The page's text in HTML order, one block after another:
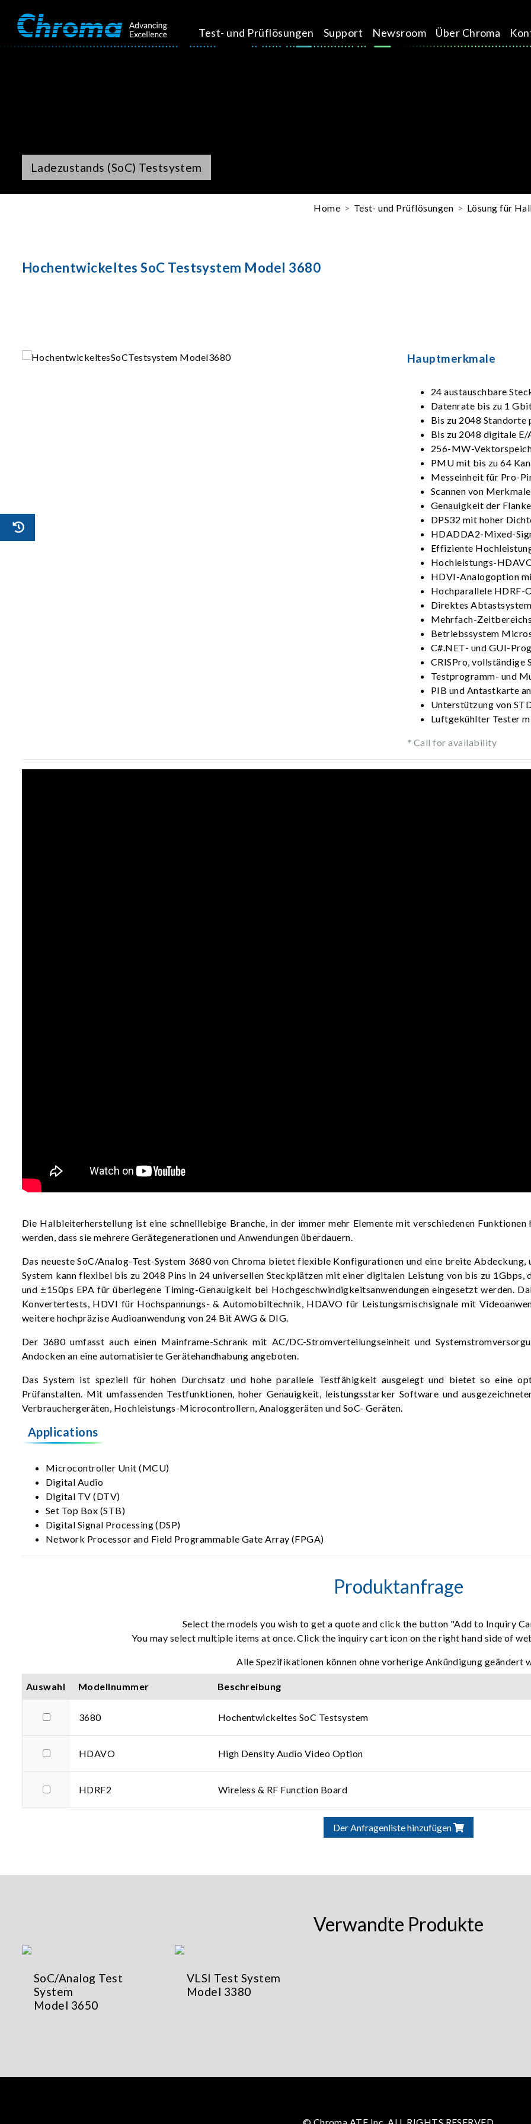
Test- und Prüflösungen Support Newsroom Über Chroma
Ladezustands (SoC) Testsystem
Home Test- und Prüflösungen Lösung für
Hochentwickeltes SoC Testsystem Model 3680
Hauptmerkmale
24 austauschbare
Datenrate bis zu 1
Bis zu 2048 Standorte
Bis zu 2048 digitale E/
256-MW-
PMU mit bis zu 64
Messeinheit für Pro-
Scannen von
Genauigkeit der
DPS32 mit hoher
HDADDA2-Mixed-
Effiziente
Hochleistungs-
HDVI-Analogoption
Hochparallele HDRF-
Direktes Abtastsystem
Mehrfach-
Betriebssystem
C#.NET- und GUI-
CRISPro, vollständige
Testprogramm- und
PIB und Antastkarte
Unterstützung von
Luftgekühlter Tester
* Call for availability
Die Halbleiterherstellung ist eine schnelllebige Branche, in der immer mehr Elemente mit verschiedenen
werden, dass sie mehrere Gerätegenerationen und Anwendungen überdauern.
Das neueste SoC/Analog-Test-System 3680 von Chroma bietet flexible Konfigurationen und eine breite
System kann flexibel bis zu 2048 Pins in 24 universellen Steckplätzen mit einer digitalen Leistung von bis zu
und ±150ps EPA für überlegene Timing-Genauigkeit bei Hochgeschwindigkeitsanwendungen eingesetzt werden.
Konvertertests, HDVI für Hochspannungs- & Automobiltechnik, HDAVO für Leistungsmischsignale mit
weitere hochpräzise Audioanwendung von 24 Bit AWG & DIG.
Der 3680 umfasst auch einen Mainframe-Schrank mit AC/DC-Stromverteilungseinheit und
Andocken an eine automatisierte Gerätehandhabung angeboten.
Das System ist speziell für hohen Durchsatz und hohe parallele Testfähigkeit ausgelegt und bietet so eine
Prüfanstalten. Mit umfassenden Testfunktionen, hoher Genauigkeit, leistungsstarker Software und
Verbrauchergeräten, Hochleistungs-Microcontrollern, Analoggeräten und SoC- Geräten.
Applications
Microcontroller Unit (MCU)
Digital Audio
Digital TV (DTV)
Set Top Box (STB)
Digital Signal Processing (DSP)
Network Processor and Field Programmable Gate Array (FPGA)
Produktanfrage
Select the models you wish to get a quote and click the button "Add to Inquiry
You may select multiple items at once. Click the inquiry cart icon on the right hand side of
Alle Spezifikationen können ohne vorherige Ankündigung geändert
Auswahl Modellnummer Beschreibung
3680 Hochentwickeltes SoC Testsystem
HDAVO High Density Audio Video Option
HDRF2 Wireless & RF Function Board
Der Anfragenliste hinzufügen
Verwandte Produkte
SoC/Analog Test
System
Model 3650
VLSI Test System
Model 3380